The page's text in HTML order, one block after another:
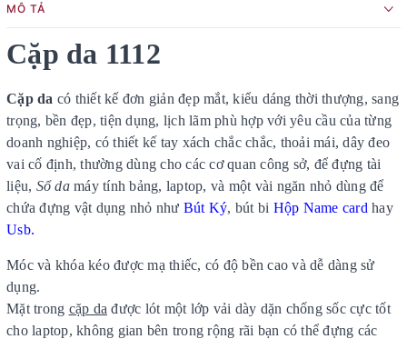
MÔ TẢ
Cặp da 1112
Cặp da có thiết kế đơn giản đẹp mắt, kiểu dáng thời thượng, sang
trọng, bền đẹp, tiện dụng, lịch lãm phù hợp với yêu cầu của từng
doanh nghiệp, có thiết kế tay xách chắc chắc, thoải mái, dây đeo
vai cố định, thường dùng cho các cơ quan công sở, để đựng tài
liệu, Sổ damáy tính bảng, laptop, và một vài ngăn nhỏ dùng để
chứa đựng vật dụng nhỏ như Bút Ký, bút bi Hộp Name card hay
Usb.
Móc và khóa kéo được mạ thiếc, có độ bền cao và dễ dàng sử
dụng.
Mặt trong cặp da được lót một lớp vải dày dặn chống sốc cực tốt
cho laptop, không gian bên trong rộng rãi bạn có thể đựng các